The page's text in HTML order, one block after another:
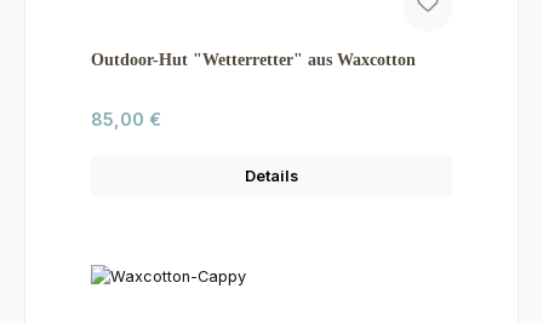
Outdoor-Hut "Wetterretter" aus Waxcotton
Regulärer Preis:
85,00 €
Details